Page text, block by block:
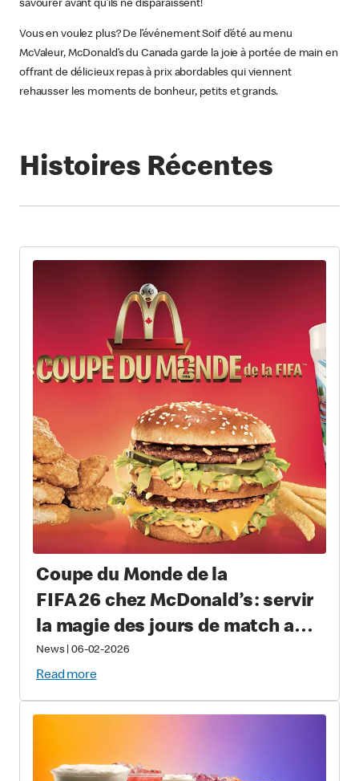
savourer avant qu’ils ne disparaissent!
Vous en voulez plus? De l’événement Soif d’été au menu
McValeur, McDonald’s du Canada garde la joie à portée de main en
offrant de délicieux repas à prix abordables qui viennent
rehausser les moments de bonheur, petits et grands.
Histoires Récentes
Coupe du Monde de la
FIFA 26 chez McDonald’s : servir
la magie des jours de match aux
amateurs du monde entier avec
des repas offerts pour une durée
limitée comprenant des articles
News| 06-02-2026
Read more